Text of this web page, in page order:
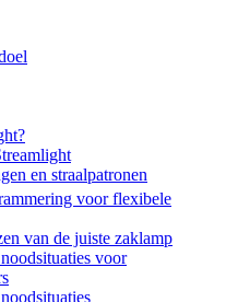
en straalpatronen
voor flexibele
van de juiste zaklamp
voor